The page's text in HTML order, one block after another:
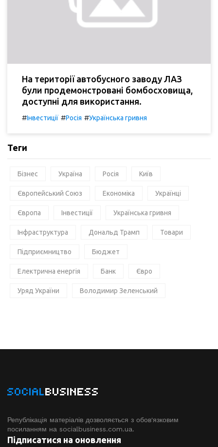
На території автобусного заводу ЛАЗ
були продемонстровані бомбосховища,
доступні для використання.
#Інвестиції #Росія #Українська гривня
Теги
Бізнес Україна Росія Київ
Європейський Союз Економіка Українці
Європа Інвестиції Українська гривня
Інфраструктура Дональд Трамп Товари
Підприємництво Бюджет
Електрична енергія Банк Євро
Уряд України Володимир Зеленський
SOCIALBUSINESS
Републікація матеріалів дозволяється з обов'язковим
посиланням на socialbusiness.com.ua.
Підписатися на оновлення